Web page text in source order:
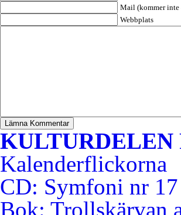
Mail (kommer inte
Webbplats
Kalenderflickorna
CD: Symfoni nr
Bok: Trollskärvan